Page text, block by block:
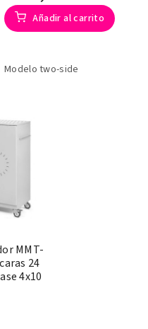
Añadir al carrito
Modelo two-side
MMT-
24
4x10